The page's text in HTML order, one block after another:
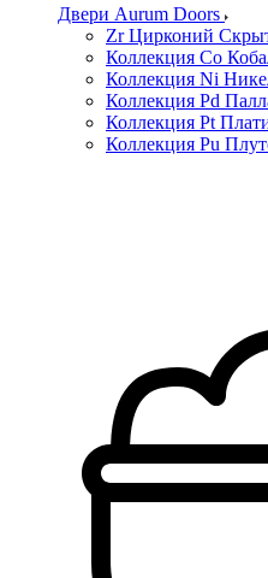
Двери Aurum Doors
Zr Цирконий
Коллекция Co
Коллекция Ni
Коллекция Pd
Коллекция Pt
Коллекция Pu